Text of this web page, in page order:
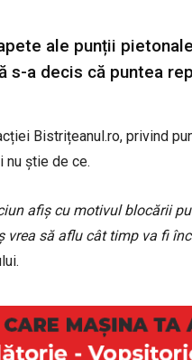
ale punții
s-a decis că puntea
Bistrițeanul.ro, privind
nu știe de ce.
afiș cu motivul blocării
să aflu cât timp va fi